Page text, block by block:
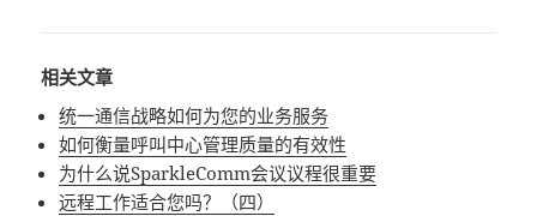
相关文章
统一通信战略如何为您的业务服务
如何衡量呼叫中心管理质量的有效性
为什么说SparkleComm会议议程很重要
远程工作适合您吗？（四）